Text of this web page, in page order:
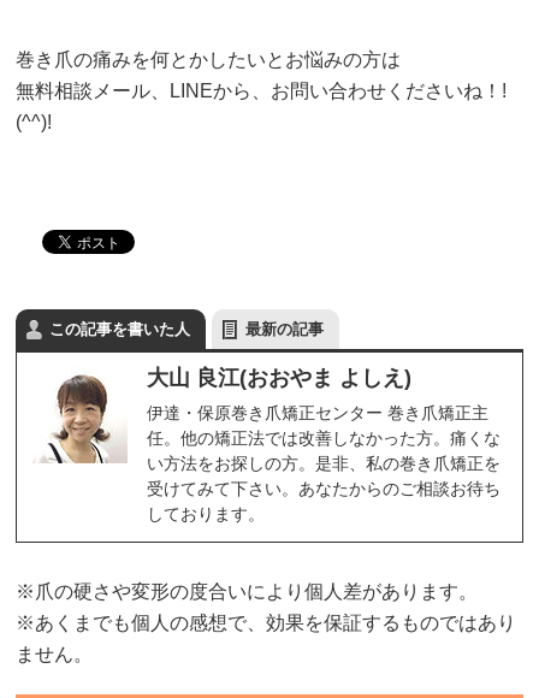
巻き爪の痛みを何とかしたいとお悩みの方は
無料相談メール、LINEから、お問い合わせくださいね！!
(^^)!
この記事を書いた人 最新の記事
大山 良江(おおやま よしえ)
伊達・保原巻き爪矯正センター 巻き爪矯正主
任。他の矯正法では改善しなかった方。痛くな
い方法をお探しの方。是非、私の巻き爪矯正を
受けてみて下さい。あなたからのご相談お待ち
しております。
※爪の硬さや変形の度合いにより個人差があります。
※あくまでも個人の感想で、効果を保証するものではあり
ません。